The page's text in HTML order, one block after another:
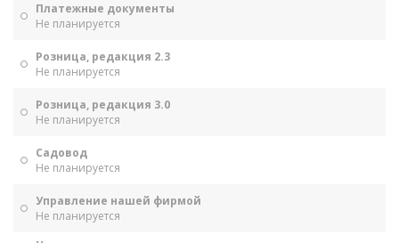
Платежные документы
Не планируется
Розница, редакция 2.3
Не планируется
Розница, редакция 3.0
Не планируется
Садовод
Не планируется
Управление нашей фирмой
Не планируется